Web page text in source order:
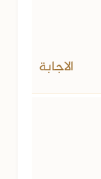
الاجابة